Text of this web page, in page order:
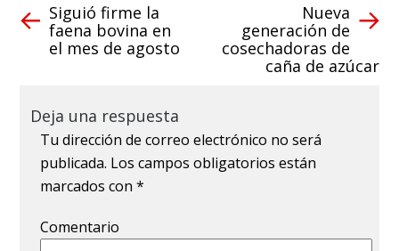
Siguió firme la
faena bovina en
el mes de agosto
Nueva
generación de
cosechadoras de
caña de azúcar
Deja una respuesta
Tu dirección de correo electrónico no será
publicada. Los campos obligatorios están
marcados con*
Comentario